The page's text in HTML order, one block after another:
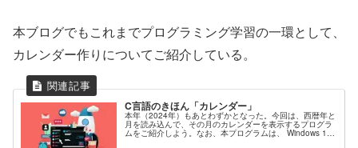
本ブログでもこれまでプログラミング学習の一環として、
カレンダー作りについてご紹介している。
C言語のきほん「カレンダー」
本年（2024年）もあとわずかとなった。今回は、西暦年と
月を読み込んで、その月のカレンダーを表示するプログラ
ムをご紹介しよう。なお、本プログラムは、 Windows 11
Home（23H2）上で、Visual Studio Code（1....